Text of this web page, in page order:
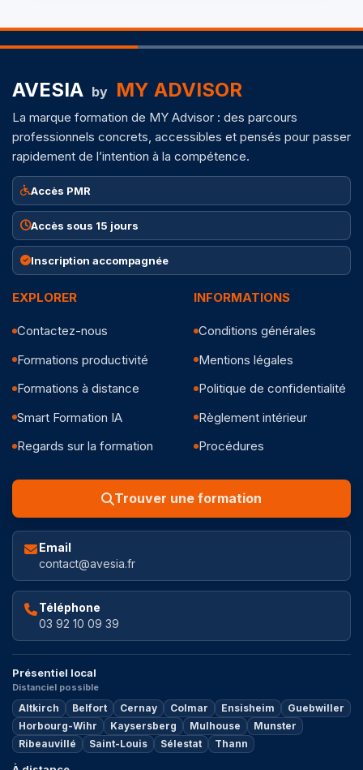
AVESIA by MY ADVISOR
La marque formation de MY Advisor : des parcours
professionnels concrets, accessibles et pensés pour passer
rapidement de l’intention à la compétence.
Accès PMR
Accès sous 15 jours
Inscription accompagnée
EXPLORER
Contactez-nous
Formations productivité
Formations à distance
Smart Formation IA
Regards sur la formation
INFORMATIONS
Conditions générales
Mentions légales
Politique de confidentialité
Règlement intérieur
Procédures
Trouver une formation
Email
contact@avesia.fr
Téléphone
03 92 10 09 39
Présentiel local
Distanciel possible
Altkirch Belfort Cernay Colmar Ensisheim
Guebwiller
Horbourg-Wihr
Kaysersberg Mulhouse
Munster
Ribeauvillé
Saint-Louis Sélestat Thann